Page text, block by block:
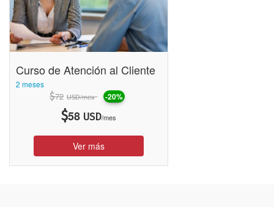
Curso de Atención al Cliente
2 meses
$72 USD/mes -20%
$58 USD/mes
Ver más